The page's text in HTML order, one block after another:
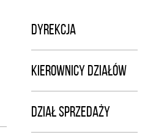
DYREKCJA
KIEROWNICY DZIAŁÓW
DZIAŁ SPRZEDAŻY